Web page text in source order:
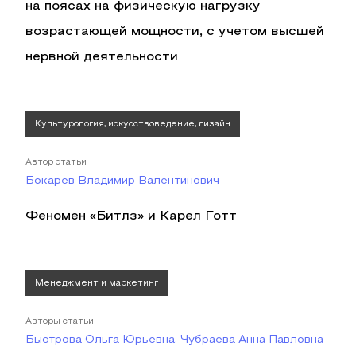
на поясах на физическую нагрузку
возрастающей мощности, с учетом высшей
нервной деятельности
Культурология, искусствоведение, дизайн
Автор статьи
Бокарев Владимир Валентинович
Феномен «Битлз» и Карел Готт
Менеджмент и маркетинг
Авторы статьи
Быстрова Ольга Юрьевна, Чубраева Анна Павловна